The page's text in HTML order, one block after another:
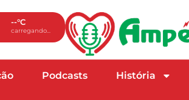
--°C
carregando...
Podcasts História